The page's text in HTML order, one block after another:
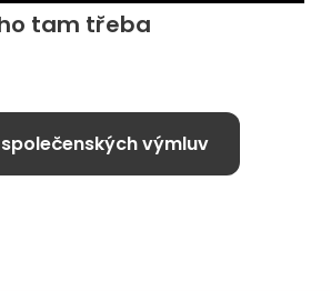
tam třeba
výmluv